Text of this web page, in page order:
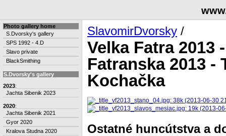
Photo gallery home
S.Dvorsky's gallery
SPS 1992 - 4.D
Slavo private
BlackSmithing
S.Dvorsky's gallery
2023:
Jachta Sibenik 2023
2020:
Jachta Sibenik 2021
Gyor 2020
Kralova Studna 2020
SlavomirDvorsky /
Velka Fatra 2013
Fatranska 2013
Kochačka
Ostatné huncútstva a